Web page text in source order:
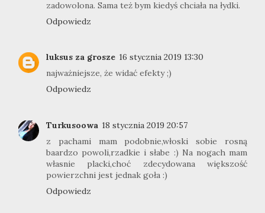
zadowolona. Sama też bym kiedyś chciała na łydki.
Odpowiedz
luksus za grosze 16 stycznia 2019 13:30
najważniejsze, że widać efekty ;)
Odpowiedz
Turkusoowa 18 stycznia 2019 20:57
z pachami mam podobnie,włoski sobie rosną
baardzo powoli,rzadkie i słabe :) Na nogach mam
własnie placki,choć zdecydowana większość
powierzchni jest jednak goła :)
Odpowiedz